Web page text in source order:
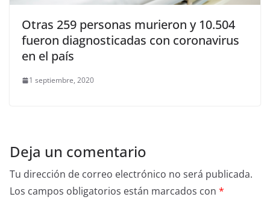
Otras 259 personas murieron y 10.504
fueron diagnosticadas con coronavirus
en el país
1 septiembre, 2020
Deja un comentario
Tu dirección de correo electrónico no será publicada.
Los campos obligatorios están marcados con *